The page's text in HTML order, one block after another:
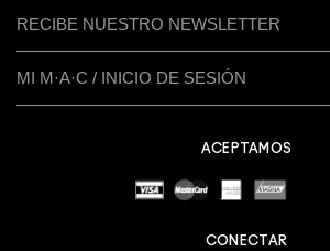
RECIBE NUESTRO NEWSLETTER
MI M·A·C / INICIO DE SESIÓN
ACEPTAMOS
CONECTAR